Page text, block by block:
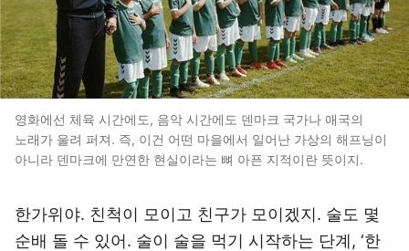
영화에선 체육 시간에도, 음악 시간에도 덴마크 국가나 애국의
노래가 울려 퍼져. 즉, 이건 어떤 마을에서 일어난 가상의 해프닝이
아니라 덴마크에 만연한 현실이라는 뼈 아픈 지적이란 뜻이지.
한가위야. 친척이 모이고 친구가 모이겠지. 술도 몇
순배 돌 수 있어. 술이 술을 먹기 시작하는 단계, ‘한